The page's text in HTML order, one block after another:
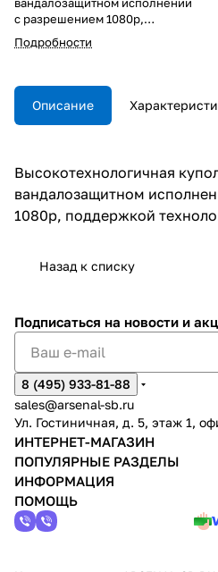
с разрешением 1080p,
поддержкой технологий WDR
and Zipstream
Подробности
Описание
Высокотехнологичная
вандалозащитном
1080p, поддержкой
Назад к списку
Подписаться на новости и
8 (495) 933-81-88
sales@arsenal-sb.ru
Ул. Гостиничная, д. 5, этаж 1,
ИНТЕРНЕТ-МАГАЗИН
ПОПУЛЯРНЫЕ РАЗДЕЛЫ
ИНФОРМАЦИЯ
ПОМОЩЬ